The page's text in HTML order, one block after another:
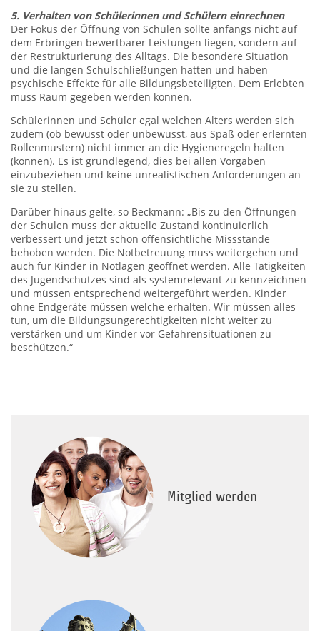
5. Verhalten von Schülerinnen und Schülern einrechnen
Der Fokus der Öffnung von Schulen sollte anfangs nicht auf
dem Erbringen bewertbarer Leistungen liegen, sondern auf
der Restrukturierung des Alltags. Die besondere Situation
und die langen Schulschließungen hatten und haben
psychische Effekte für alle Bildungsbeteiligten. Dem Erlebten
muss Raum gegeben werden können.
Schülerinnen und Schüler egal welchen Alters werden sich
zudem (ob bewusst oder unbewusst, aus Spaß oder erlernten
Rollenmustern) nicht immer an die Hygieneregeln halten
(können). Es ist grundlegend, dies bei allen Vorgaben
einzubeziehen und keine unrealistischen Anforderungen an
sie zu stellen.
Darüber hinaus gelte, so Beckmann: „Bis zu den Öffnungen
der Schulen muss der aktuelle Zustand kontinuierlich
verbessert und jetzt schon offensichtliche Missstände
behoben werden. Die Notbetreuung muss weitergehen und
auch für Kinder in Notlagen geöffnet werden. Alle Tätigkeiten
des Jugendschutzes sind als systemrelevant zu kennzeichnen
und müssen entsprechend weitergeführt werden. Kinder
ohne Endgeräte müssen welche erhalten. Wir müssen alles
tun, um die Bildungsungerechtigkeiten nicht weiter zu
verstärken und um Kinder vor Gefahrensituationen zu
beschützen.“
Mitglied werden